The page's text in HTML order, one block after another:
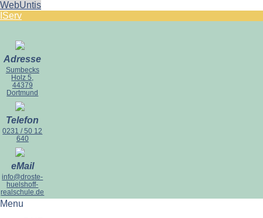
WebUntis
IServ
Adresse
Sumbecks
Holz 5,
44379
Dortmund
Telefon
0231 / 50 12
640
eMail
info@droste-
huelshoff-
realschule.de
Menu